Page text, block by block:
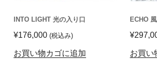
INTO LIGHT 光の入り口
¥176,000 (税込み)
お買い物カゴに追加
ECHO
¥
お買い